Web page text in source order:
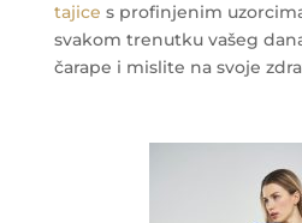
tajice s profinjenim
svakom trenutku vašeg
čarape i mislite na svoje